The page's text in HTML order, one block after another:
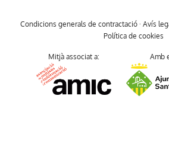
Condicions generals de contractació· Avís
Política de cookies
Mitjà associat a: Amb